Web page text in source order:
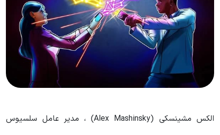
الکس مشینسکی (Alex Mashinsky) ، مدیر عامل سلسیوس